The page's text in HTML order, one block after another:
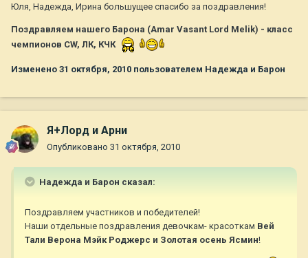
Юля, Надежда, Ирина большущее спасибо за поздравления!
Поздравляем нашего Барона (Amar Vasant Lord Melik) - класс
чемпионов CW, ЛК, КЧК
Изменено 31 октября, 2010 пользователем Надежда и Барон
Я+Лорд и Арни
Опубликовано 31 октября, 2010
Надежда и Барон сказал:
Поздравляем участников и победителей!
Наши отдельные поздравления девочкам- красоткам Вей
Тали Верона Мэйк Роджерс и Золотая осень Ясмин!